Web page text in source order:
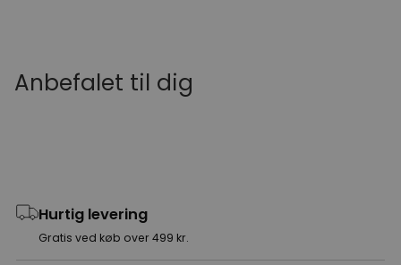
Anbefalet til dig
Hurtig levering
Gratis ved køb over 499 kr.